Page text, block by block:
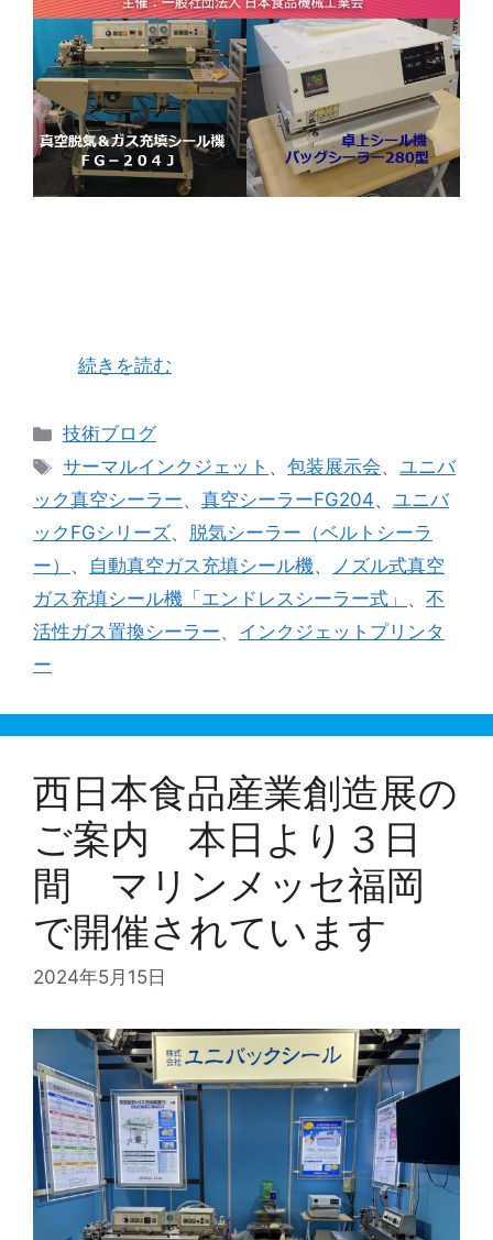
続きを読む
カ
テ
リ
ー
技術ブログ
タ
グ
サーマルインクジェット 、包装展示会、ユニバ
ック真空シーラー、 真空シーラーFG204、 ユニバ
ックFGシリーズ、 脱気シーラー（ベルトシーラ
ー） 、 自動真空ガス充填シール機、
ノズル式真空
ガス充填シール機「エンドレスシーラー式」 、 不
活性ガス置換シーラー、 インクジェットプリンタ
ー
西日本食品産業創造展の
ご案内 本日より３日
間 マリンメッセ福岡
で開催されています
2024年5月15日